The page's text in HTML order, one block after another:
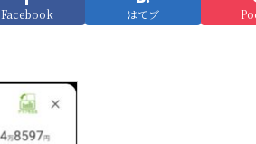
Facebook はてブ